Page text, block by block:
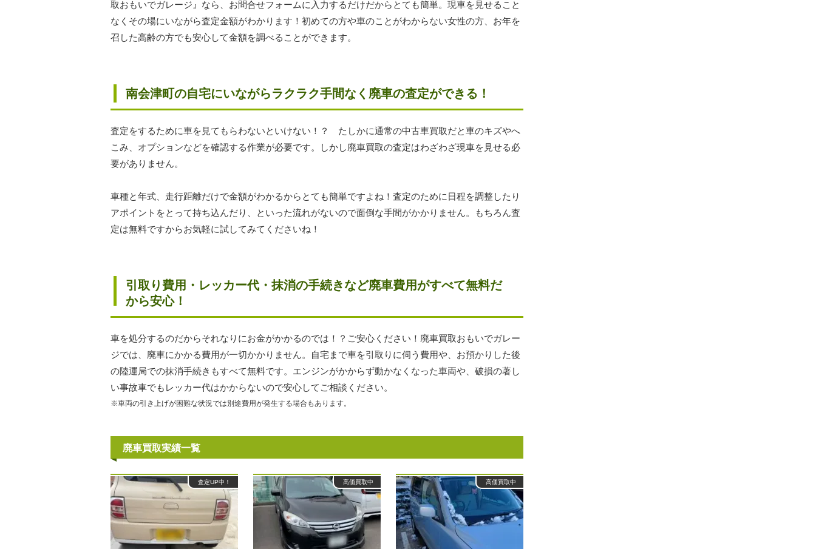
取おもいでガレージ』なら、お問合せフォームに入力するだけだからとても簡単。現車を見せること
なくその場にいながら査定金額がわかります！初めての方や車のことがわからない女性の方、お年を
召した高齢の方でも安心して金額を調べることができます。
南会津町の自宅にいながらラクラク手間なく廃車の査定ができる！
査定をするために車を見てもらわないといけない！？ たしかに通常の中古車買取だと車のキズやへ
こみ、オプションなどを確認する作業が必要です。しかし廃車買取の査定はわざわざ現車を見せる必
要がありません。
車種と年式、走行距離だけで金額がわかるからとても簡単ですよね！査定のために日程を調整したり
アポイントをとって持ち込んだり、といった流れがないので面倒な手間がかかりません。もちろん査
定は無料ですからお気軽に試してみてくださいね！
引取り費用・レッカー代・抹消の手続きなど廃車費用がすべて無料だ
から安心！
車を処分するのだからそれなりにお金がかかるのでは！？ご安心ください！廃車買取おもいでガレー
ジでは、廃車にかかる費用が一切かかりません。自宅まで車を引取りに伺う費用や、お預かりした後
の陸運局での抹消手続きもすべて無料です。エンジンがかからず動かなくなった車両や、破損の著し
い事故車でもレッカー代はかからないので安心してご相談ください。
※車両の引き上げが困難な状況では別途費用が発生する場合もあります。
廃車買取実績一覧
査定UP中！ 高価買取中 高価買取中